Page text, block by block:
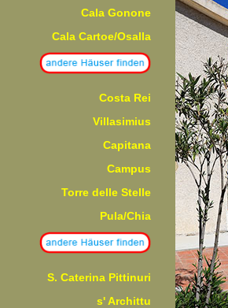
Cala Gonone
Cala Cartoe/Osalla
Costa Rei
Villasimius
Capitana
Campus
Torre delle Stelle
Pula/Chia
S. Caterina Pittinuri
s' Archittu